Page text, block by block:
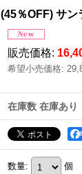
(45％OFF) サ
販売価格:
希望小売価格:
在庫数 在庫あり
数量: 個